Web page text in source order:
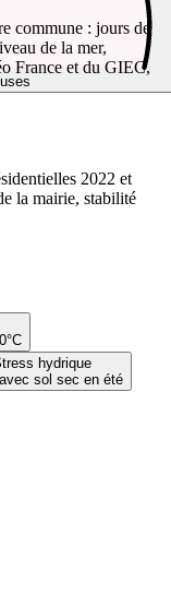
hydrique
sol sec en été
commune : jours de
de la mer,
France et du GIEC,
2022 et
la mairie, stabilité